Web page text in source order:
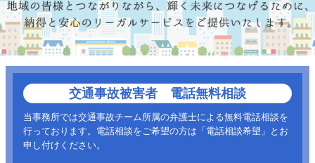
交通事故被害者 電話無料相談
当事務所では交通事故チーム所属の弁護士による無料電話相談を
行っております。電話相談をご希望の方は「電話相談希望」とお
申し付けください。